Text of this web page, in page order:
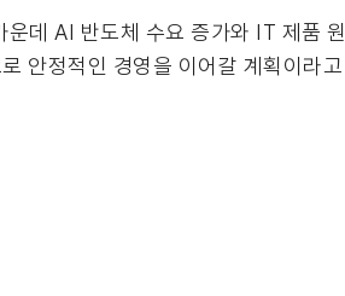
데 AI 반도체 수요 증가와 IT 제품
안정적인 경영을 이어갈 계획이라